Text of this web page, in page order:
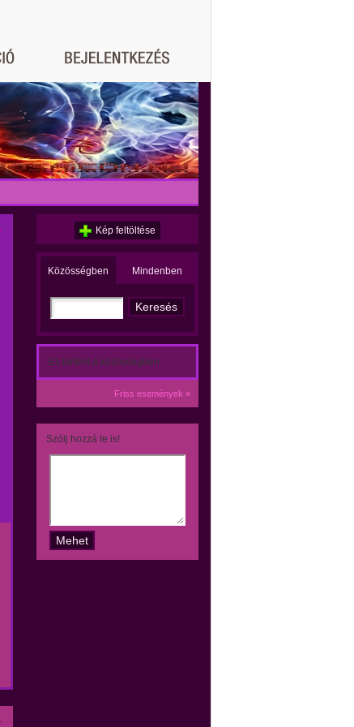
Kép feltöltése
Közösségben Mindenben
Ez történt a közösségben:
Friss események »
Szólj hozzá te is!